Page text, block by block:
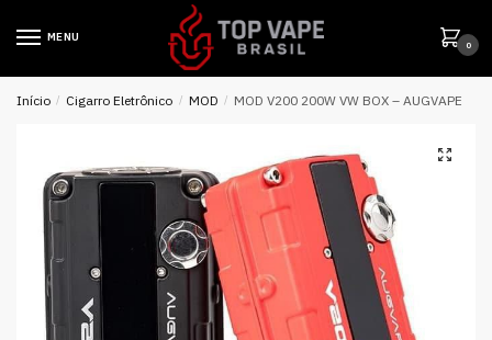
MENU
0
Início / Cigarro Eletrônico / MOD / MOD V200 200W VW BOX – AUGVAPE